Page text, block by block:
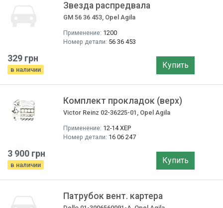
Звезда распредвала
GM 56 36 453, Opel Agila
Применение: 1200
Номер детали: 56 36 453
329 грн
в наличии Купить
Комплект прокладок (верх)
Victor Reinz 02-36225-01, Opel Agila
Применение: 12-14 ХЕР
Номер детали: 16 06 247
3 900 грн
в наличии Купить
Патрубок вент. картера